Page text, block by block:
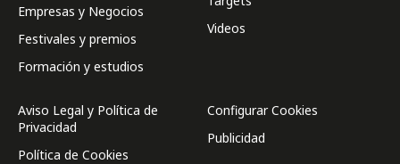
Empresas y Negocios
Festivales y premios
Formación y estudios
Videos
Aviso Legal y Política de
Privacidad
Política de Cookies
Configurar Cookies
Publicidad